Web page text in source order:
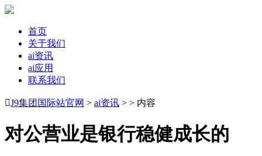
首页
关于我们
ai资讯
ai应用
联系我们
J9集团国际站官网 > ai资讯 > > 内容
对公营业是银行稳健成长的